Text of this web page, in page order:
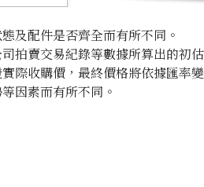
Shoulder Bag M57517
及配件是否齊全而有所不同。
拍賣交易紀錄等數據所算出的初估
際收購價，最終價格將依據匯率變
因素而有所不同。